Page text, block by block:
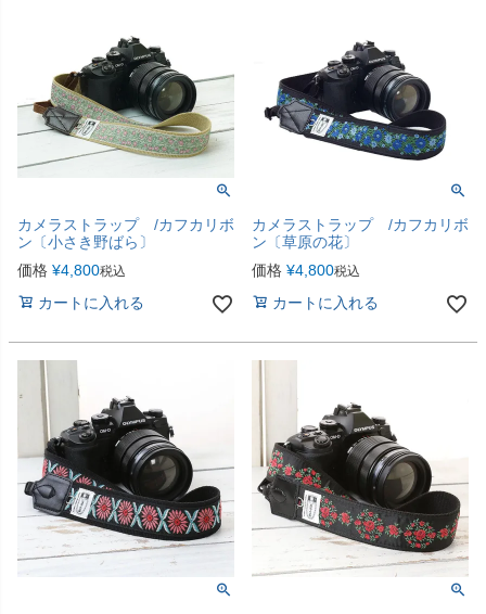
カメラストラップ /カフカリボ
ン〔小さき野ばら〕
価格 ¥4,800税込
カートに入れる
カメラストラップ /カフカリボ
ン〔草原の花〕
価格 ¥4,800税込
カートに入れる